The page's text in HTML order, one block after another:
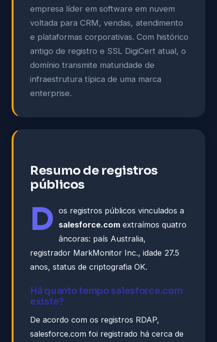
empresa líder em software em nuvem
voltada para CRM, vendas, atendimento
e plataformas corporativas. Com histórico
antigo de registro e SSL DigiCert atual, o
domínio transmite maturidade de
infraestrutura típica de uma marca
enterprise.
Resumo de registros
públicos
D os registros públicos vinculados a
salesforce.com extraímos quatro
âncoras: país Australia,
registrador MarkMonitor Inc., idade 27.5
anos, status de criptografia OK.
Há quanto tempo salesforce.com
existe?
De acordo com os registros RDAP,
salesforce.com foi registrado há cerca de